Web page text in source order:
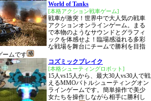
World of Tanks
[本格アクション戦車ゲーム]
戦車が激突！世界中で大人気の戦車
アクションオンラインゲーム。まる
で本物のようなサウンドとグラフィ
ックを体感せよ！臨場感溢れる多彩
な戦場を舞台にチームで勝利を目指
ームです
コズミックブレイク
[本格シューティングロボット]
15人vs15人から、最大30人vs30人で戦
えるMMOバトルシューティングオン
ラインゲームです。簡単操作で美少
女たちを操作しながら相手に勝利し